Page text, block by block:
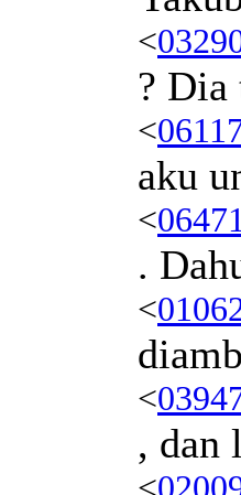
<
? Dia
<
aku
<06471
.
<
<
, dan